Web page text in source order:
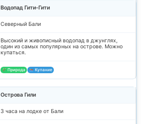
Водопад Гити-Гити
Северный Бали
Высокий и живописный водопад в джунглях,
один из самых популярных на острове. Можно
купаться.
Природа Купание
Острова Гили
3 часа на лодке от Бали